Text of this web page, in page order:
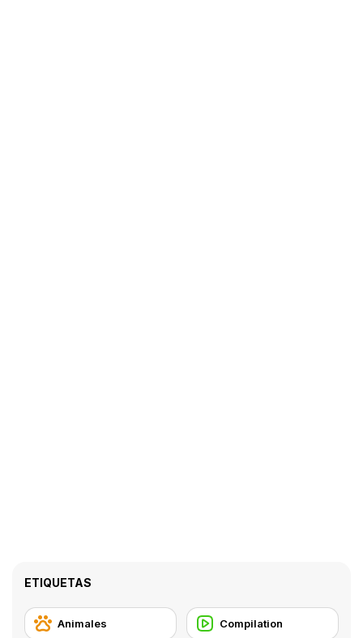
ETIQUETAS
Animales Compilation